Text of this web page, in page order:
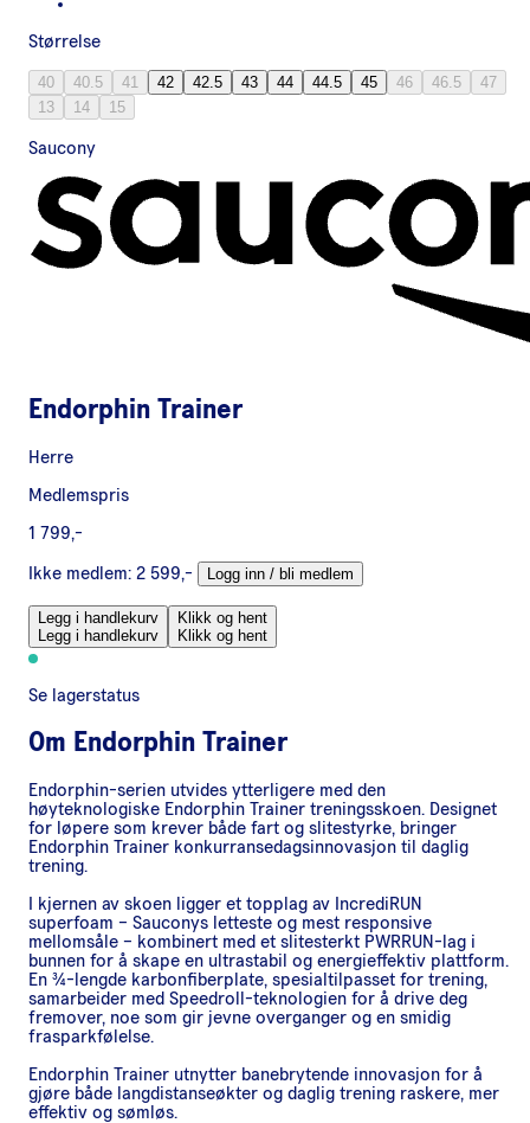
Størrelse
40 40.5 41 42 42.5 43 44 44.5 45 46 46.5
47
13
14 15
Saucony
Endorphin Trainer
Herre
Medlemspris
1 799,-
Ikke medlem: 2 599,- Logg inn / bli medlem
Legg i handlekurv
Legg i handlekurv
Klikk og hent
Klikk og hent
Se lagerstatus
Om Endorphin Trainer
Endorphin-serien utvides ytterligere med den
høyteknologiske Endorphin Trainer treningsskoen. Designet
for løpere som krever både fart og slitestyrke, bringer
Endorphin Trainer konkurransedagsinnovasjon til daglig
trening.
I kjernen av skoen ligger et topplag av IncrediRUN
superfoam – Sauconys letteste og mest responsive
mellomsåle – kombinert med et slitesterkt PWRRUN-lag i
bunnen for å skape en ultrastabil og energieffektiv plattform.
En ¾-lengde karbonfiberplate, spesialtilpasset for trening,
samarbeider med Speedroll-teknologien for å drive deg
fremover, noe som gir jevne overganger og en smidig
frasparkfølelse.
Endorphin Trainer utnytter banebrytende innovasjon for å
gjøre både langdistanseøkter og daglig trening raskere, mer
effektiv og sømløs.